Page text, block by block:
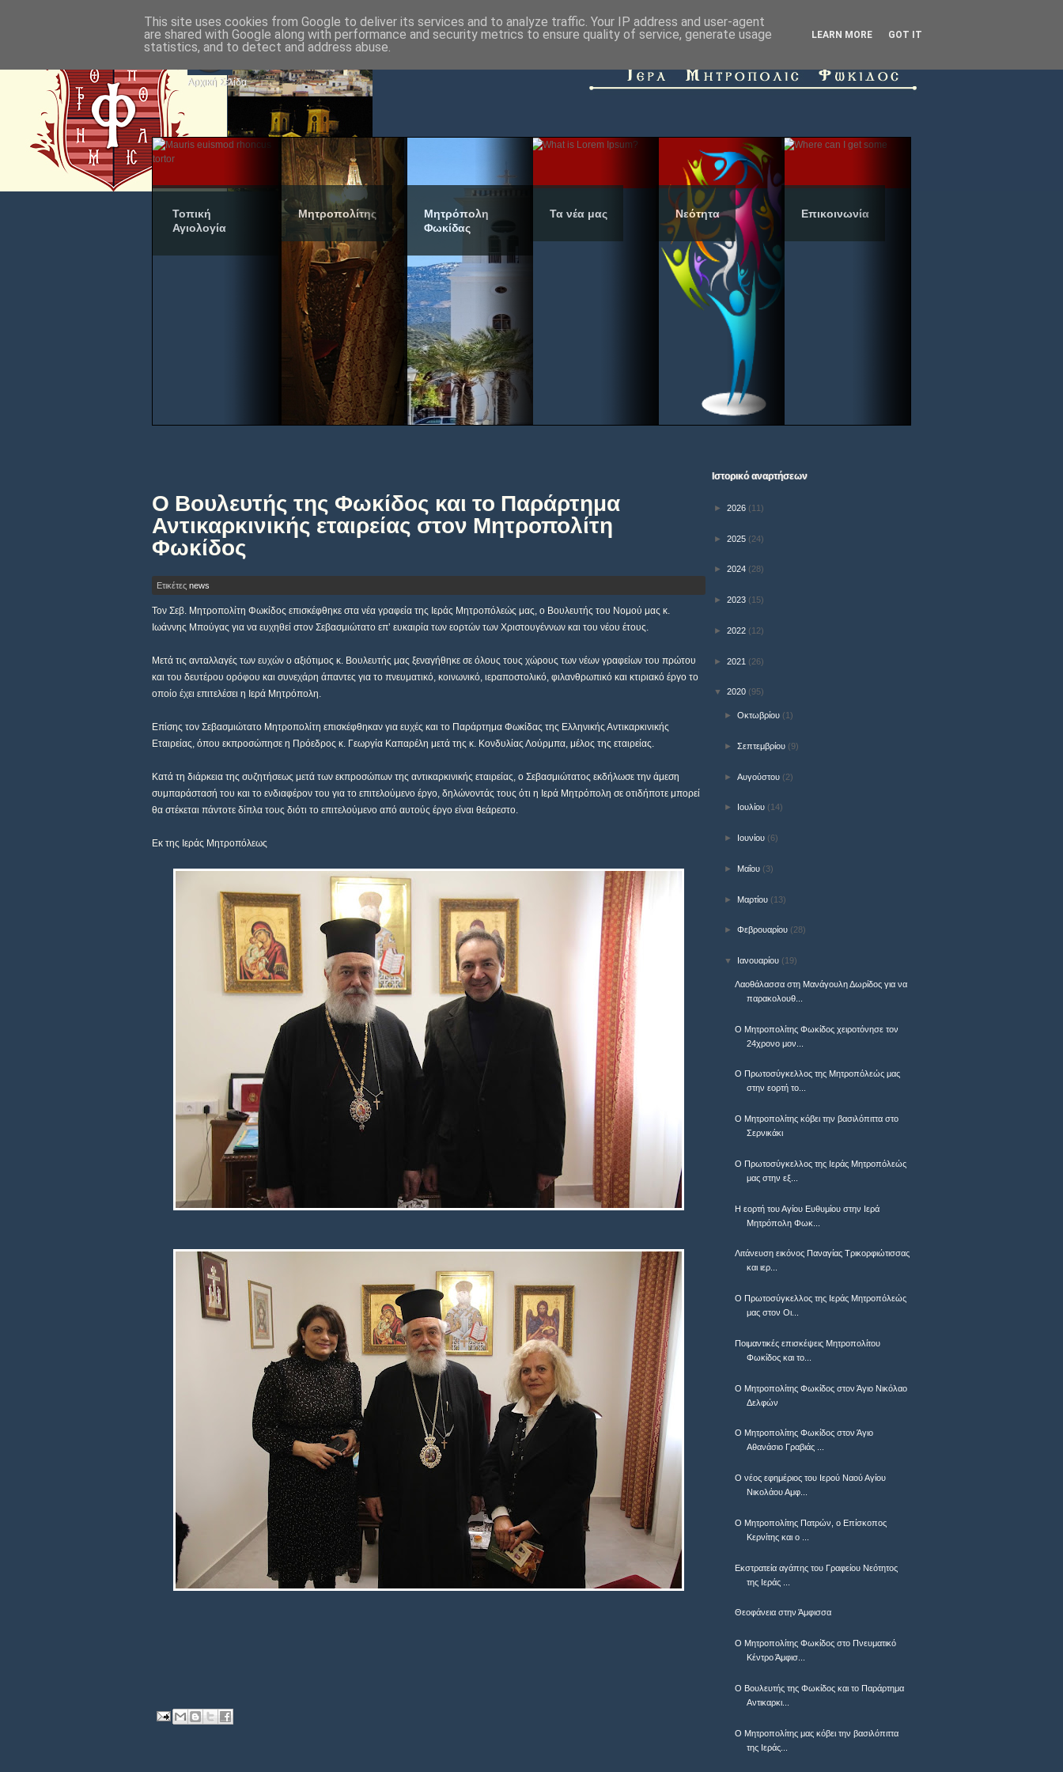
Αρχική Σελίδα
Τοπική
Αγιολογία
Μητροπολίτης
Μητρόπολη
Φωκίδας
Τα νέα μας Νεότητα Επικοινωνία
Ο Βουλευτής της Φωκίδος και το Παράρτημα
Αντικαρκινικής εταιρείας στον Μητροπολίτη
Φωκίδος
Ετικέτες news
Τον Σεβ. Μητροπολίτη Φωκίδος επισκέφθηκε στα νέα γραφεία της Ιεράς Μητροπόλεώς μας, ο Βουλευτής του Νομού μας κ.
Ιωάννης Μπούγας για να ευχηθεί στον Σεβασμιώτατο επ’ ευκαιρία των εορτών των Χριστουγέννων και του νέου έτους.
Μετά τις ανταλλαγές των ευχών ο αξιότιμος κ. Βουλευτής μας ξεναγήθηκε σε όλους τους χώρους των νέων γραφείων του πρώτου
και του δευτέρου ορόφου και συνεχάρη άπαντες για το πνευματικό, κοινωνικό, ιεραποστολικό, φιλανθρωπικό και κτιριακό έργο το
οποίο έχει επιτελέσει η Ιερά Μητρόπολη.
Επίσης τον Σεβασμιώτατο Μητροπολίτη επισκέφθηκαν για ευχές και το Παράρτημα Φωκίδας της Ελληνικής Αντικαρκινικής
Εταιρείας, όπου εκπροσώπησε η Πρόεδρος κ. Γεωργία Καπαρέλη μετά της κ. Κονδυλίας Λούρμπα, μέλος της εταιρείας.
Κατά τη διάρκεια της συζητήσεως μετά των εκπροσώπων της αντικαρκινικής εταιρείας, ο Σεβασμιώτατος εκδήλωσε την άμεση
συμπαράστασή του και το ενδιαφέρον του για το επιτελούμενο έργο, δηλώνοντάς τους ότι η Ιερά Μητρόπολη σε οτιδήποτε μπορεί
θα στέκεται πάντοτε δίπλα τους διότι το επιτελούμενο από αυτούς έργο είναι θεάρεστο.
Εκ της Ιεράς Μητροπόλεως
Ιστορικό αναρτήσεων
► 2026 (11)
► 2025 (24)
► 2024 (28)
► 2023 (15)
► 2022 (12)
► 2021 (26)
▼ 2020 (95)
►Οκτωβρίου (1)
►Σεπτεμβρίου (9)
►Αυγούστου (2)
► Ιουλίου (14)
► Ιουνίου (6)
► Μαΐου (3)
► Μαρτίου (13)
►Φεβρουαρίου (28)
▼ Ιανουαρίου (19)
Λαοθάλασσα στη Μανάγουλη Δωρίδος για να
παρακολουθ...
Ο Μητροπολίτης Φωκίδος χειροτόνησε τον
24χρονο μον...
Ο Πρωτοσύγκελλος της Μητροπόλεώς μας
στην εορτή το...
Ο Μητροπολίτης κόβει την βασιλόπιττα στο
Σερνικάκι
Ο Πρωτοσύγκελλος της Ιεράς Μητροπόλεώς
μας στην εξ...
Η εορτή του Αγίου Ευθυμίου στην Ιερά
Μητρόπολη Φωκ...
Λιτάνευση εικόνος Παναγίας Τρικορφιώτισσας
και ιερ...
Ο Πρωτοσύγκελλος της Ιεράς Μητροπόλεώς
μας στον Οι...
Ποιμαντικές επισκέψεις Μητροπολίτου
Φωκίδος και το...
Ο Μητροπολίτης Φωκίδος στον Άγιο Νικόλαο
Δελφών
Ο Μητροπολίτης Φωκίδος στον Άγιο
Αθανάσιο Γραβιάς ...
Ο νέος εφημέριος του Ιερού Ναού Αγίου
Νικολάου Αμφ...
Ο Μητροπολίτης Πατρών, ο Επίσκοπος
Κερνίτης και ο ...
Εκστρατεία αγάπης του Γραφείου Νεότητος
της Ιεράς ...
Θεοφάνεια στην Άμφισσα
Ο Μητροπολίτης Φωκίδος στο Πνευματικό
Κέντρο Άμφισ...
Ο Βουλευτής της Φωκίδος και το Παράρτημα
Αντικαρκι...
Ο Μητροπολίτης μας κόβει την βασιλόπιττα
της Ιεράς...
This site uses cookies from Google to deliver its services and to analyze traffic. Your IP address and user-agent
are shared with Google along with performance and security metrics to ensure quality of service, generate usage
statistics, and to detect and address abuse.
LEARN MORE GOT IT